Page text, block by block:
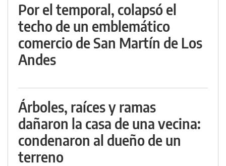
Por el temporal, colapsó el
techo de un emblemático
comercio de San Martín de Los
Andes
Árboles, raíces y ramas
dañaron la casa de una vecina:
condenaron al dueño de un
terreno